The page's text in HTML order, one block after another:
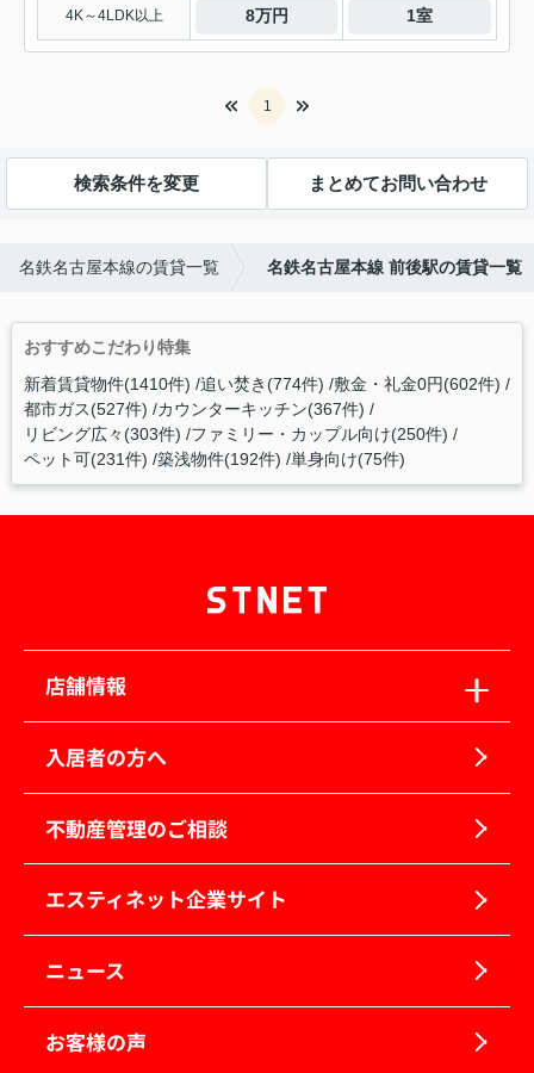
4K～4LDK以上 8万円 1室
1
検索条件を変更 まとめてお問い合わせ
名鉄名古屋本線の賃貸一覧 名鉄名古屋本線 前後駅の賃貸一覧
おすすめこだわり特集
新着賃貸物件(1410件) 追い焚き(774件) 敷金・礼金0円(602件)
都市ガス(527件) カウンターキッチン(367件)
リビング広々(303件) ファミリー・カップル向け(250件)
ペット可(231件) 築浅物件(192件) 単身向け(75件)
店舗情報
入居者の方へ
不動産管理のご相談
エスティネット企業サイト
ニュース
お客様の声